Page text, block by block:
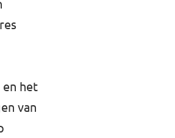
en het
van